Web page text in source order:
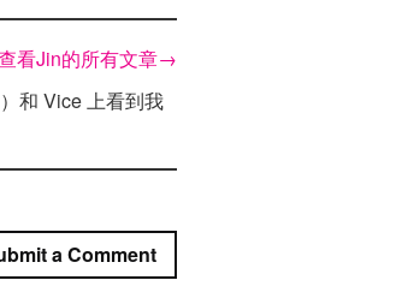
看Jin的所有文章→
和 Vice 上看到我
a Comment